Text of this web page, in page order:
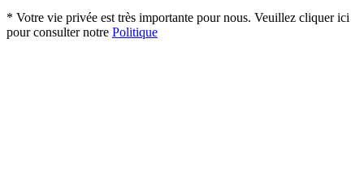
* Votre vie privée est très importante pour nous. Veuillez cliquer ici
pour consulter notre Politique